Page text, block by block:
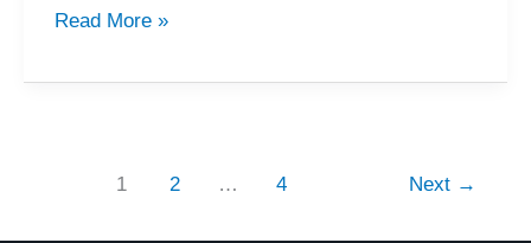
Read More »
1 2 … 4 Next →